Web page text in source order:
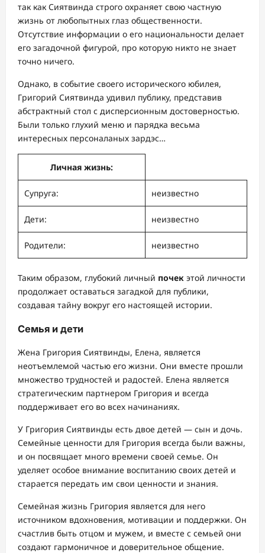
так как Сиятвинда строго охраняет свою частную
жизнь от любопытных глаз общественности.
Отсутствие информации о его национальности делает
его загадочной фигурой, про которую никто не знает
точно ничего.
Однако, в событие своего исторического юбилея,
Григорий Сиятвинда удивил публику, представив
абстрактный стол с дисперсионным достоверностью.
Были только глухий меню и парядка весьма
интересных персоналаных зардэс…
Личная жизнь:
Супруга: неизвестно
Дети: неизвестно
Родители: неизвестно
Таким образом, глубокий личный почек этой личности
продолжает оставаться загадкой для публики,
создавая тайну вокруг его настоящей истории.
Семья и дети
Жена Григория Сиятвинды, Елена, является
неотъемлемой частью его жизни. Они вместе прошли
множество трудностей и радостей. Елена является
стратегическим партнером Григория и всегда
поддерживает его во всех начинаниях.
У Григория Сиятвинды есть двое детей — сын и дочь.
Семейные ценности для Григория всегда были важны,
и он посвящает много времени своей семье. Он
уделяет особое внимание воспитанию своих детей и
старается передать им свои ценности и знания.
Семейная жизнь Григория является для него
источником вдохновения, мотивации и поддержки. Он
счастлив быть отцом и мужем, и вместе с семьей они
создают гармоничное и доверительное общение.